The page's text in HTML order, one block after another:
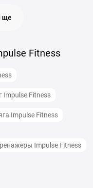
ще
Fitness
Impulse Fitness
Impulse Fitness
Fitness
Impulse Fitness